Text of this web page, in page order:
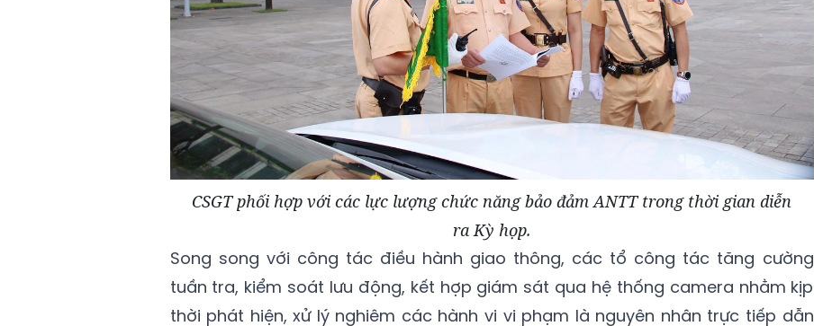
CSGT phối hợp với các lực lượng chức năng bảo đảm ANTT trong thời gian diễn
ra Kỳ họp.
Song song với công tác điều hành giao thông, các tổ công tác tăng cường
tuần tra, kiểm soát lưu động, kết hợp giám sát qua hệ thống camera nhằm kịp
thời phát hiện, xử lý nghiêm các hành vi vi phạm là nguyên nhân trực tiếp dẫn